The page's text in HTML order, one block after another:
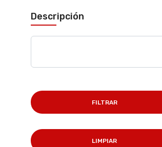
Descripción
FILTRAR
LIMPIAR